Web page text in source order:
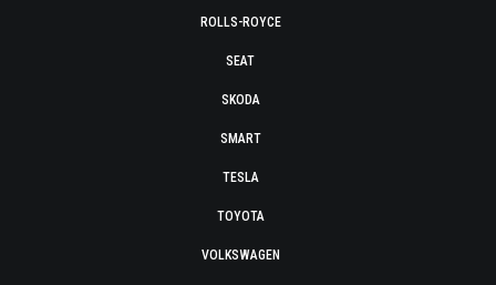
ROLLS-ROYCE
SEAT
SKODA
SMART
TESLA
TOYOTA
VOLKSWAGEN